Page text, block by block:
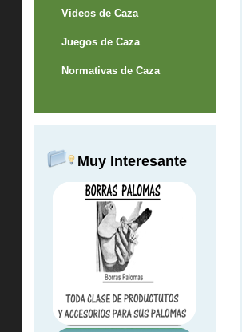
Videos de Caza
Juegos de Caza
Normativas de Caza
Muy Interesante